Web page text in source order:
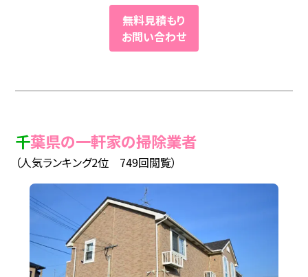
無料見積もり
お問い合わせ
千葉県の一軒家の掃除業者
（人気ランキング2位 749回閲覧）